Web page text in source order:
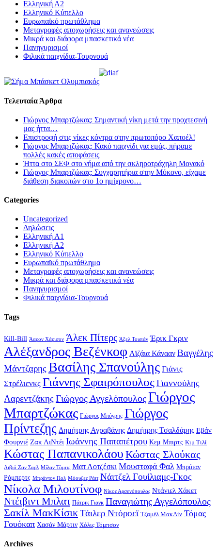
Ελληνική Α2
Ελληνικό Κύπελλο
Ευρωπαϊκό πρωτάθλημα
Μεταγραφές αποχωρήσεις και ανανεώσεις
Μικρά και διάφορα μπασκετικά νέα
Πανηγυρισμοί
Φιλικά παιχνίδια-Τουρνουά
Τελευταία Άρθρα
Γιώργος Μπαρτζώκας: Σημαντική νίκη μετά την προχτεσινή
μας ήττα…
Επιστροφή στις νίκες κόντρα στην πρωτοπόρο Χαποέλ!
Γιώργος Μπαρτζώκας: Κακό παιχνίδι για εμάς, πήραμε
πολλές κακές αποφάσεις
Ήττα στο ΣΕΦ στο νήμα από την σκληροτράχηλη Μονακό
Γιώργος Μπαρτζώκας: Συγχαρητήρια στην Μύκονο, είχαμε
διάθεση διακοπών στο 1ο ημίχρονο…
Categories
Uncategorized
Δηλώσεις
Ελληνική Α1
Ελληνική Α2
Ελληνικό Κύπελλο
Ευρωπαϊκό πρωτάθλημα
Μεταγραφές αποχωρήσεις και ανανεώσεις
Μικρά και διάφορα μπασκετικά νέα
Πανηγυρισμοί
Φιλικά παιχνίδια-Τουρνουά
Tags
Kill-Bill Άαρον Χάρισον Άλεκ Πίτερς Άξελ Τουπάν Έρικ Γκριν
Αλέξανδρος Βεζένκοφ Αϊζάια Κάνααν Βαγγέλης
Μάντζαρης Βασίλης Σπανούλης Γιάνις
Στρέλιενκς Γιάννης ΣφαιρόπουλοςΓιαννούλης
Λαρεντζάκης Γιώργος ΑγγελόπουλοςΓιώργος
Μπαρτζώκας Γιώργος Μπόγρης Γιώργος
Πρίντεζης Δημήτρης Αγραβάνης Δημήτρης Τσαλδάρης Εβάν
Φουρνιέ Ζακ ΛιΝτέι Ιωάννης Παπαπέτρου Κεμ Μπιρτς Κιμ Τιλί
Κώστας Παπανικολάου Κώστας Σλούκας
Λιβιό Ζαν Σαρλ Μίλαν Τόμιτς Ματ Λοτζέσκι Μουσταφά Φαλ Μπράιαν
Ρόμπερτς Μπράντον Πολ Μόουζες Ράιτ Νάιτζελ Γουίλιαμς-Γκος
Νίκολα Μιλουτίνοφ Νίκος Αρσενόπουλος Ντάνιελ Χάκετ
Ντέιβιντ Μπλατ Πάτρικ Γιανκ Παναγιώτης Αγγελόπουλος
Σακίλ ΜακΚίσικΤάιλερ Ντόρσεϊ Τζαμέλ ΜακΛίν Τόμας
Γουόκαπ Χασάν Μάρτιν Χόλις Τόμπσον
Archives